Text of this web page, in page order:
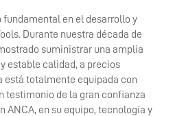
fundamental en el desarrollo y
Durante nuestra década de
suministrar una amplia
estable calidad, a precios
está totalmente equipada con
testimonio de la gran confianza
ANCA, en su equipo, tecnología y